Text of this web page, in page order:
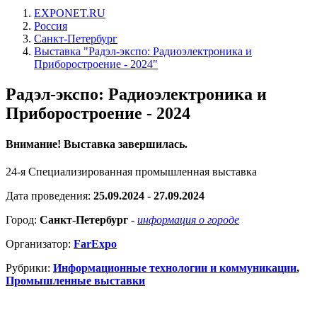
EXPONET.RU
Россия
Санкт-Петербург
Выставка "Радэл-экспо: Радиоэлектроника и
Приборостроение - 2024"
Радэл-экспо: Радиоэлектроника и
Приборостроение - 2024
Внимание! Выставка завершилась.
24-я Специализированная промышленная выставка
Дата проведения: 25.09.2024 - 27.09.2024
Город: Санкт-Петербург - информация о городе
Организатор: FarExpo
Рубрики: Информационные технологии и коммуникации,
Промышленные выставки